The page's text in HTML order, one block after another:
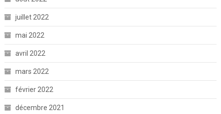
juillet 2022
mai 2022
avril 2022
mars 2022
février 2022
décembre 2021